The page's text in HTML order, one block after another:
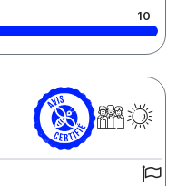
10